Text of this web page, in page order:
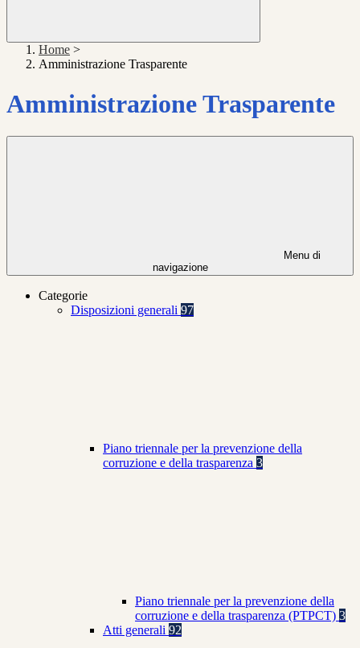
Home >
Amministrazione Trasparente
Amministrazione Trasparente
Menu di
navigazione
Categorie
Disposizioni generali 97
Piano triennale per la prevenzione della
corruzione e della trasparenza 3
Piano triennale per la prevenzione della
corruzione e della trasparenza (PTPCT) 3
Atti generali 92